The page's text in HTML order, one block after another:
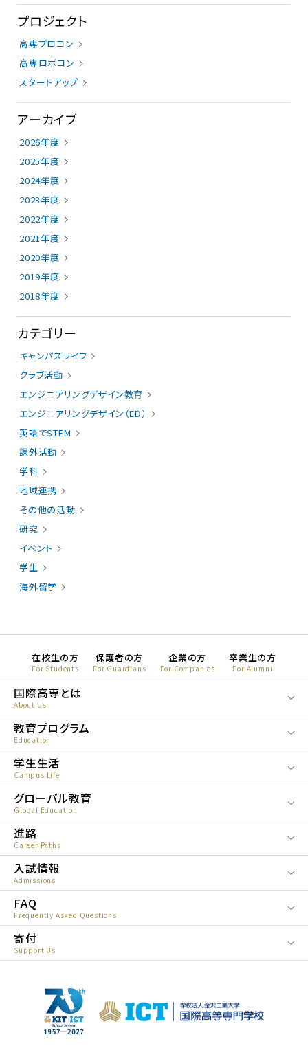
プロジェクト
高専プロコン
高専ロボコン
スタートアップ
アーカイブ
2026年度
2025年度
2024年度
2023年度
2022年度
2021年度
2020年度
2019年度
2018年度
カテゴリー
キャンパスライフ
クラブ活動
エンジニアリングデザイン教育
エンジニアリングデザイン（ED）
英語でSTEM
課外活動
学科
地域連携
その他の活動
研究
イベント
学生
海外留学
For Students
在校生の方
For Guardians
保護者の方
For Companies
企業の方
For Alumni
卒業生の方
About Us
国際高専とは
Education
教育プログラム
Campus Life
学生生活
Global Education
グローバル教育
Career Paths
進路
Admissions
入試情報
Frequently Asked Questions
FAQ
Support Us
寄付